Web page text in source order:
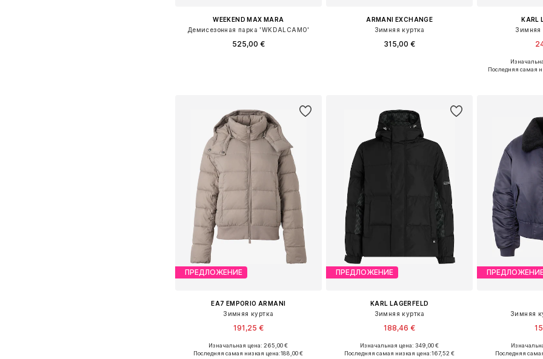
WEEKEND MAX MARA
Демисезонная парка 'WKDALCAMO'
525,00 €
ARMANI EXCHANGE
Зимняя куртка
315,00 €
KARL
Зимняя
Доступные
Последняя самая
ПРЕДЛОЖЕНИЕ
EA7 EMPORIO ARMANI
Зимняя куртка
191,25 €
Доступные размеры: S, M, L, XL, XXL
Изначальная цена: 265,00 €
Последняя самая низкая цена:188,00 €
ПРЕДЛОЖЕНИЕ
KARL LAGERFELD
Зимняя куртка
188,46 €
Доступные размеры: XS, S, M, L, XL, XXL
Изначальная цена: 349,00 €
Последняя самая низкая цена:167,52 €
Зимняя
Последняя